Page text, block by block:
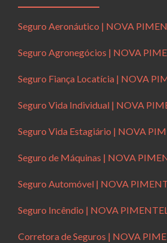
Seguro Aeronáutico | NOVA
Seguro Agronegócios | NOVA
Seguro Fiança Locatícia | NOVA
Seguro Vida Individual | NOVA
Seguro Vida Estagiário | NOVA
Seguro de Máquinas | NOVA
Seguro Automóvel | NOVA
Seguro Incêndio | NOVA
Corretora de Seguros | NOVA